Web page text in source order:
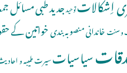
توحیدجدید طبی مسائل
و سنتخاندانی منصوبہ بندیخواتین کے
سیاسیاتسیرت طیبہ و